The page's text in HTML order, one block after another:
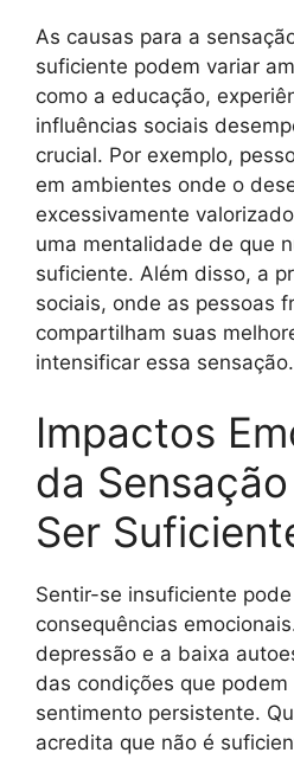
As causas para a
suficiente podem variar
como a educação,
influências sociais
crucial. Por exemplo,
em ambientes onde o
excessivamente
uma mentalidade de que
suficiente. Além disso, a
sociais, onde as pessoas
compartilham suas
intensificar essa sensação.
Impactos
da
Ser
Sentir-se insuficiente
consequências
depressão e a baixa
das condições que podem
sentimento persistente.
acredita que não é